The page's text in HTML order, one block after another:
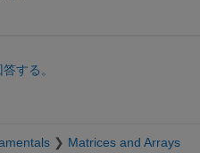
する。
Matrices and Arrays